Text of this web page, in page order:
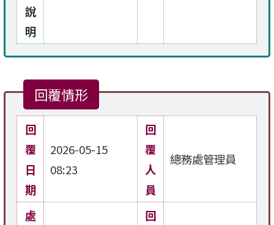
說
明
回覆情形
回
覆
日
期
2026-05-15
08:23
回
覆
人
員
總務處管理員
處
回